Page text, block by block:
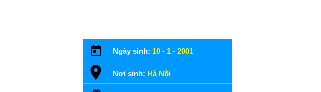
Ngày sinh: 10 - 1 - 2001
Nơi sinh: Hà Nội